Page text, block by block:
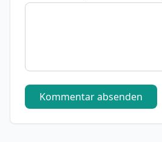
Kommentar absenden